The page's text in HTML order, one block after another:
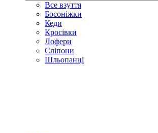
Все взуття
Босоніжки
Кеди
Кросівки
Лофери
Сліпони
Шльопанці